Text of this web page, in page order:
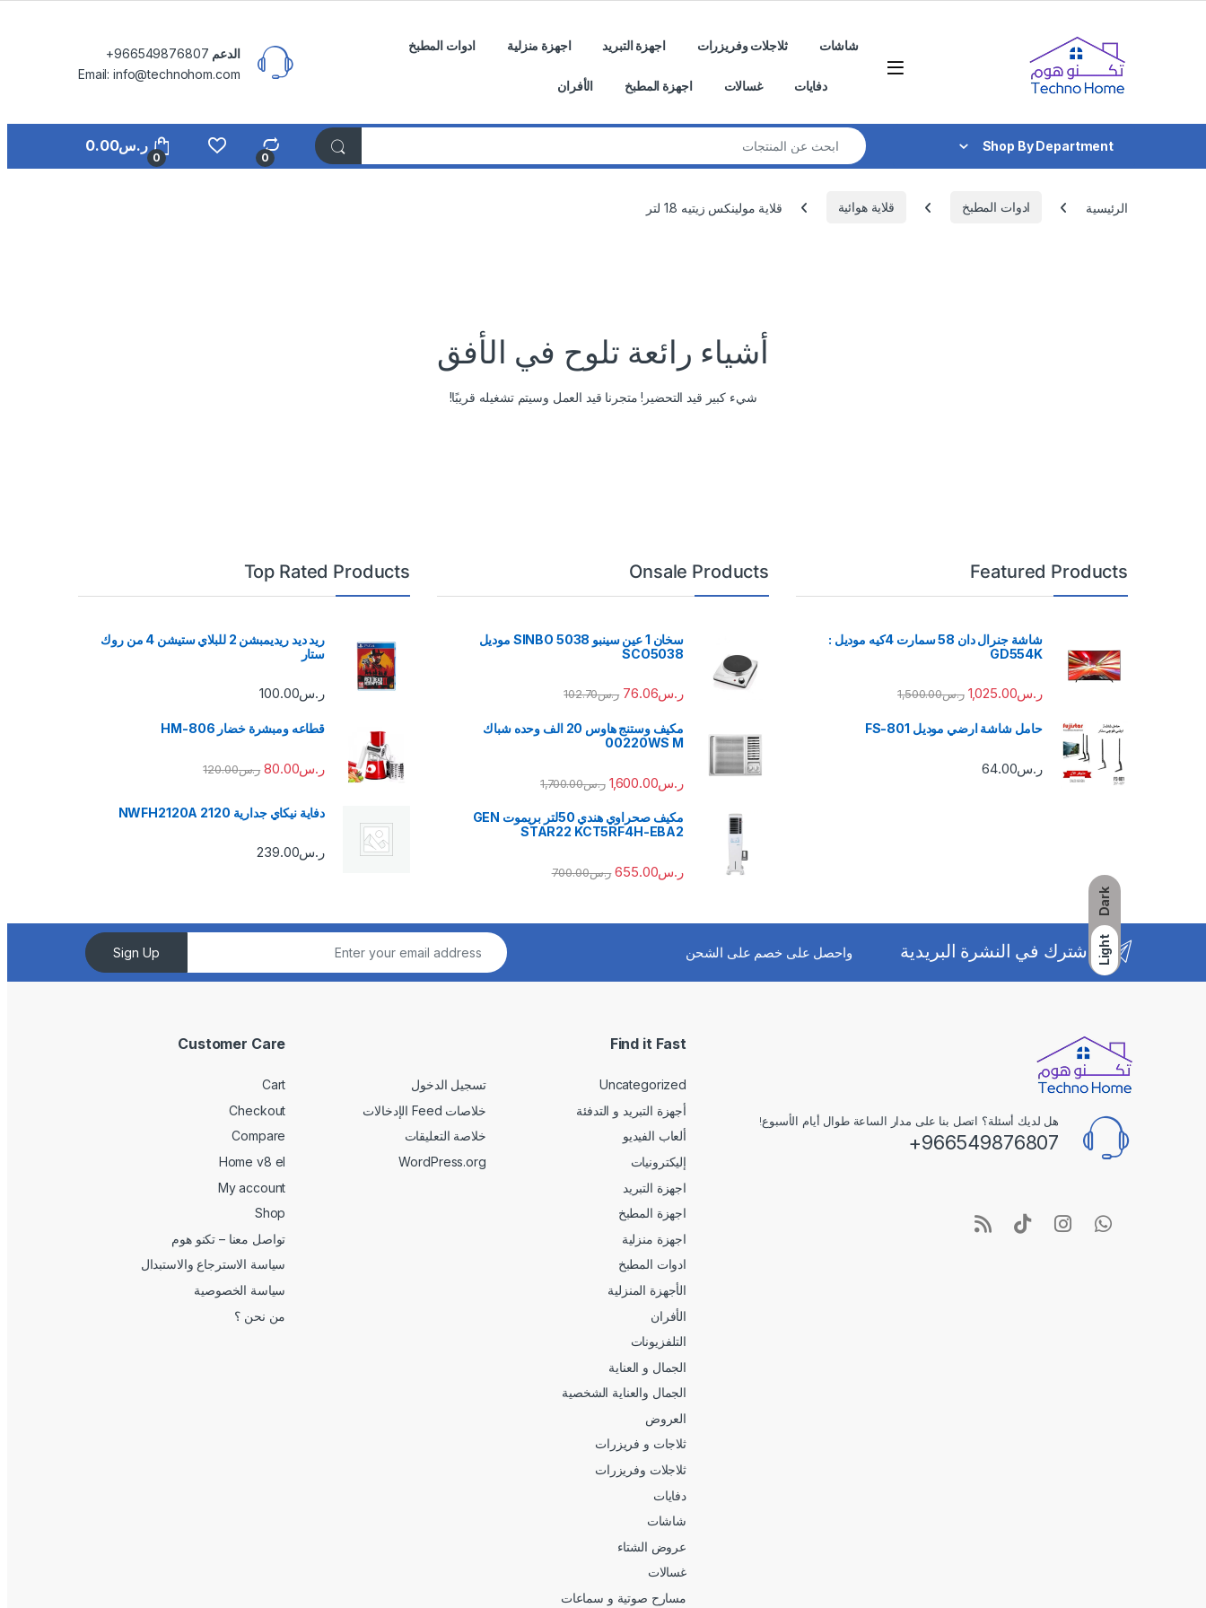
Dark
Light
شاشات ثلاجلات وفريزرات اجهزة التبريد اجهزة منزلية ادوات المطبخ
دفايات غسالات اجهزة المطبخ الأفران
الدعم
Email: info@technohom.com
Shop By Department
Search for:
0
0
ر.س0.00
الرئيسية ادوات المطبخ قلاية هوائية قلاية مولينكس زيتيه 1.8 لتر
أشياء رائعة تلوح في الأفق
شيء كبير قيد التحضير! متجرنا قيد العمل وسيتم تشغيله قريبًا!
Featured Products
شاشة جنرال دان 58 سمارت 4كيه موديل :
GD554K
ر.س1,025.00 ر.س1,500.00
حامل شاشة ارضي موديل FS-801
ر.س64.00
Onsale Products
سخان 1 عين سينبو 5038 SINBO موديل
SCO5038
ر.س76.06 ر.س102.70
مكيف وستنج هاوس 20 الف وحده شباك
00220WS M
ر.س1,600.00 ر.س1,700.00
مكيف صحراوي هندي 50لتر بريموت GEN
STAR22 KCT5RF4H-EBA2
ر.س655.00 ر.س700.00
Top Rated Products
ريد ديد ريديمبشن 2 للبلاي ستيشن 4 من روك
ستار
ر.س100.00
قطاعه ومبشرة خضار HM-806
ر.س80.00 ر.س120.00
دفاية نيكاي جدارية 2120 NWFH2120A
ر.س239.00
اشترك في النشرة البريدية واحصل على خصم على الشحن Sign Up
هل لديك أسئلة؟ اتصل بنا على مدار الساعة طوال أيام الأسبوع!
Find it Fast
Uncategorized
أجهزة التبريد و التدفئة
ألعاب الفيديو
إليكترونيات
اجهزة التبريد
اجهزة المطبخ
اجهزة منزلية
ادوات المطبخ
الأجهزة المنزلية
الأفران
التلفزيونات
الجمال و العناية
الجمال والعناية الشخصية
العروض
ثلاجات و فريزرات
ثلاجلات وفريزرات
دفايات
شاشات
عروض الشتاء
غسالات
مسارح صوتية و سماعات
تسجيل الدخول
خلاصات Feed الإدخالات
خلاصة التعليقات
WordPress.org
Customer Care
Cart
Checkout
Compare
Home v8 el
My account
Shop
تواصل معنا – تكنو هوم
سياسة الاسترجاع والاستبدال
سياسة الخصوصية
من نحن ؟